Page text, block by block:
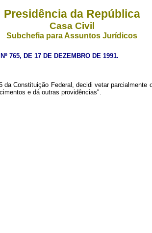
Presidência da República
Casa Civil
Subchefia para Assuntos Jurídicos
765, DE 17 DE DEZEMBRO DE 1991.
Constituição Federal, decidi vetar
e dá outras providências".